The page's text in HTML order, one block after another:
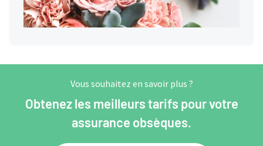
Vous souhaitez en savoir plus ?
Obtenez les meilleurs tarifs pour votre
assurance obsèques.